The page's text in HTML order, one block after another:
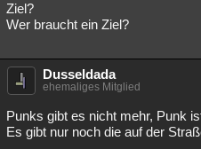
Ziel?
Wer braucht ein Ziel?
Dusseldada
ehemaliges Mitglied
Punks gibt es nicht mehr, Punk
Es gibt nur noch die auf der